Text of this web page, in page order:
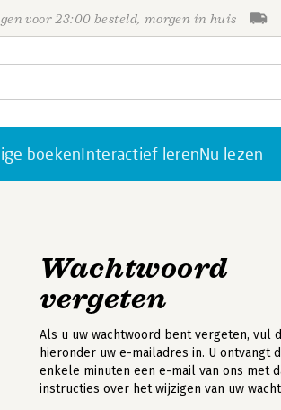
voor 23:00 besteld, morgen in huis
boekenInteractief lerenNu lezen
Wachtwoord
vergeten
Als u uw wachtwoord bent vergeten, vul
hieronder uw e-mailadres in. U ontvangt
enkele minuten een e-mail van ons met
instructies over het wijzigen van uw